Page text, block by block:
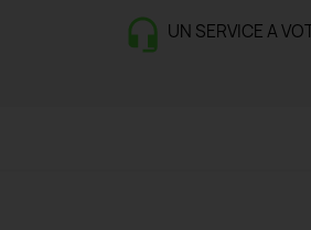
UN SERVICE A